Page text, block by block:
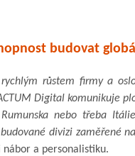
budovat
růstem firmy a
Digital komunikuje
nebo třeba
divizi zaměřené na
a personalistiku.